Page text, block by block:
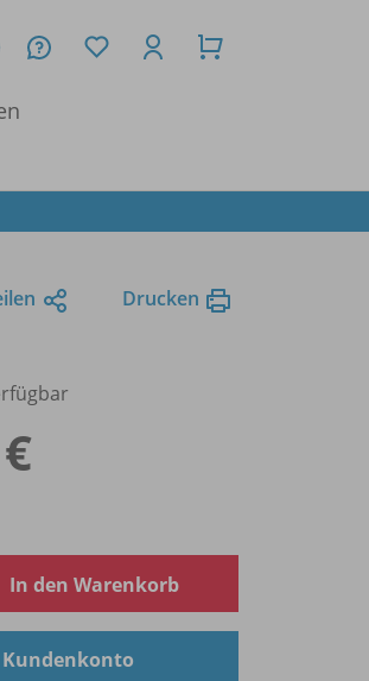
Drucken
In den Warenkorb
Kundenkonto